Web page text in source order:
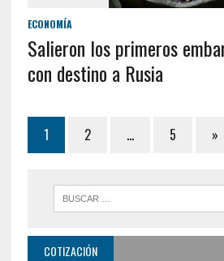
ECONOMÍA
Salieron los primeros
con destino a Rusia
1 2 … 5 »
COTIZACIÓN